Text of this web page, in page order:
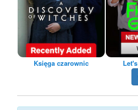
Księga czarownic